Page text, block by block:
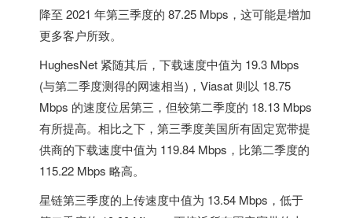
降至 2021 年第三季度的 87.25 Mbps，这可能是增加
更多客户所致。
HughesNet 紧随其后，下载速度中值为 19.3 Mbps
(与第二季度测得的网速相当)，Viasat 则以 18.75
Mbps 的速度位居第三，但较第二季度的 18.13 Mbps
有所提高。相比之下，第三季度美国所有固定宽带提
供商的下载速度中值为 119.84 Mbps，比第二季度的
115.22 Mbps 略高。
星链第三季度的上传速度中值为 13.54 Mbps，低于